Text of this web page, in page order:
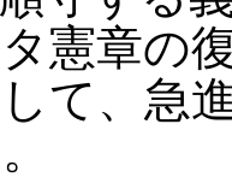
憲章の
て、急